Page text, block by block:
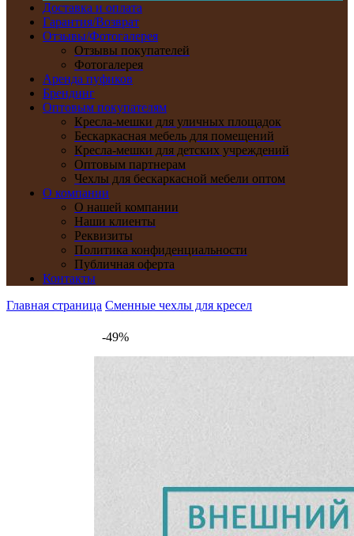
Доставка и оплата
Гарантия/Возврат
Отзывы/Фотогалерея
Отзывы покупателей
Фотогалерея
Аренда пуфиков
Брендинг
Оптовым покупателям
Кресла-мешки для уличных площадок
Бескаркасная мебель для помещений
Кресла-мешки для детских учреждений
Оптовым партнерам
Чехлы для бескаркасной мебели оптом
О компании
О нашей компании
Наши клиенты
Реквизиты
Политика конфиденциальности
Публичная оферта
Контакты
Главная страница Сменные чехлы для кресел
-49%